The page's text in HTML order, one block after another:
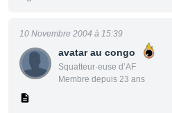
avatar au congo
Squatteur·euse d’AF
Membre depuis 23 ans
10 Novembre 2004 à 15:39